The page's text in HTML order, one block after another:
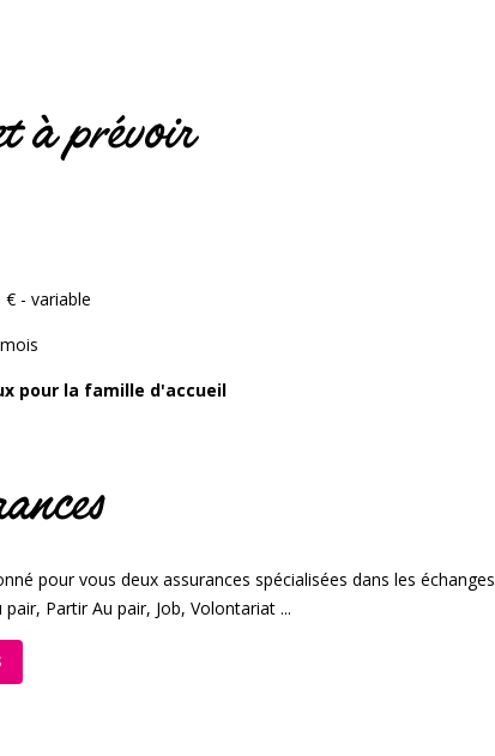
à prévoir
€ - variable
pour la famille d'accueil
pour vous deux assurances spécialisées dans les échanges
Partir Au pair, Job, Volontariat ...